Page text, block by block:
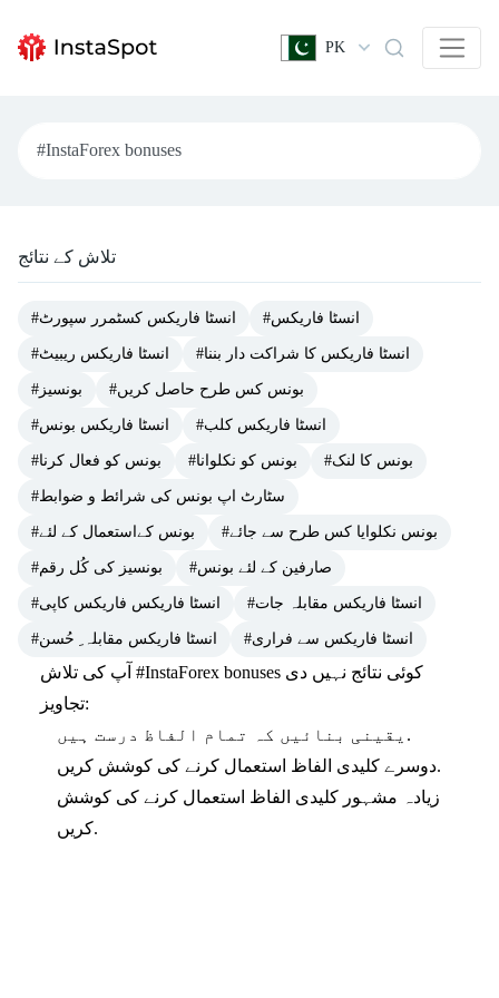
PK
تلاش کے نتائج
#انسٹا فاریکس کسٹمرر سپورٹ #انسٹا فاریکس
#انسٹا فاریکس ریبیٹ #انسٹا فاریکس کا شراکت دار بننا
#بونسیز #بونس کس طرح حاصل کریں
#انسٹا فاریکس بونس #انسٹا فاریکس کلب
#بونس کو فعال کرنا #بونس کو نکلوانا #بونس کا لنک
#سٹارٹ اپ بونس کی شرائط و ضوابط
#بونس کےاستعمال کے لئے #بونس نکلوایا کس طرح سے جائے
#بونسیز کی کُل رقم #صارفین کے لئے بونس
#انسٹا فاریکس فاریکس کاپی #انسٹا فاریکس مقابلہ جات
#انسٹا فاریکس مقابلہ ِ حُسن #انسٹا فاریکس سے فراری
#InstaForex bonuses کوئی نتائج نہیں دی
تجاویز:
یقینی بنائیں کہ تمام الفاظ درست ہیں.
دوسرے کلیدی الفاظ استعمال کرنے کی کوشش کریں.
زیادہ مشہور کلیدی الفاظ استعمال کرنے کی کوشش
کریں.